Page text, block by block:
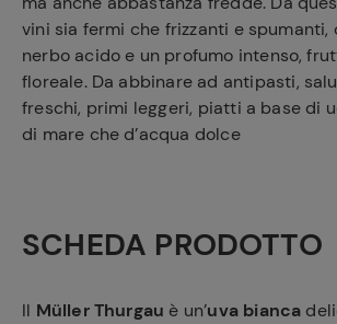
vini sia fermi che frizzanti e spumanti,
nerbo acido e un profumo intenso,
floreale. Da abbinare ad antipasti,
freschi, primi leggeri, piatti a base di
di mare che d’acqua dolce
SCHEDA PRODOTTO
Il Müller Thurgau è un’uva bianca